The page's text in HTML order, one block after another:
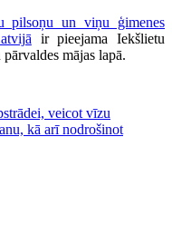
pilsoņu un viņu ģimenes
ir pieejama Iekšlietu
mājas lapā.
veicot vīzu
kā arī nodrošinot